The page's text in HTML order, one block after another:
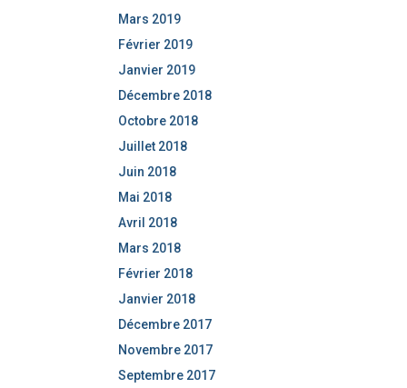
Mars 2019
Février 2019
Janvier 2019
Décembre 2018
Octobre 2018
Juillet 2018
Juin 2018
Mai 2018
Avril 2018
Mars 2018
Février 2018
Janvier 2018
Décembre 2017
Novembre 2017
Septembre 2017